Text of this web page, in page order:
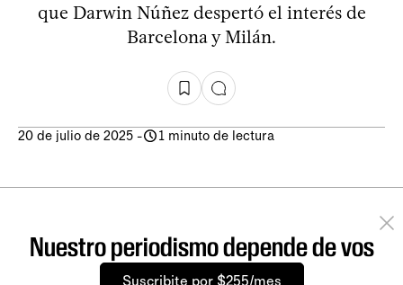
que Darwin Núñez despertó el interés de
Barcelona y Milán.
20 de julio de 2025 - 1 minuto de lectura
Nuestro periodismo depende de vos
Suscribite por $255/mes